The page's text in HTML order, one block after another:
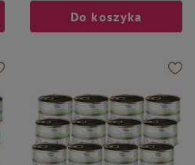
Do koszyka